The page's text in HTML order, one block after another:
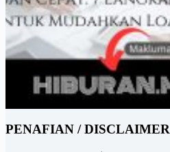
PENAFIAN / DISCLAIMER